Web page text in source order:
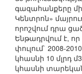
գազահանքերը
Կենտրոն»
որոշվում դրա
Ենթադրվում է,
փուլում` 2008-
կհասնի 10 մլրդ
կհասնի տարեկան